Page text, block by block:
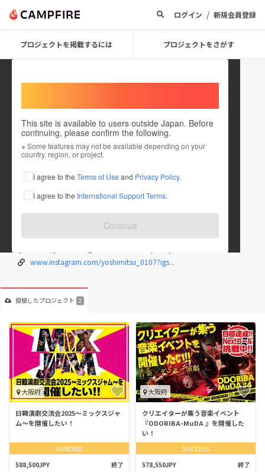
ログイン / 新規会員登録
プロジェクトを掲載するには プロジェクトをさがす
This site is available to users outside Japan. Before
continuing, please confirm the following.
※ Some features may not be available depending on your
country, region, or project.
I agree to the Terms of Use and Privacy Policy.
I agree to the International Support Terms.
Continue
（株）APTEL
これまでに1回支援して2件のプロジェクトを投稿しています
在住国：日本 現在地：大阪府
出身国：日本 出身地：大阪府
www.instagram.com/yoshimitsu_0107?igs...
投稿したプロジェクト 2
大阪府
日韓演劇交流会2025〜ミックスジャ
ム〜を開催したい！
FUNDED
588,500JPY 終了
大阪府
クリエイターが集う音楽イベント
『ODORIBA-MuDA 』を開催した
い！
SUCCESS
578,550JPY 終了